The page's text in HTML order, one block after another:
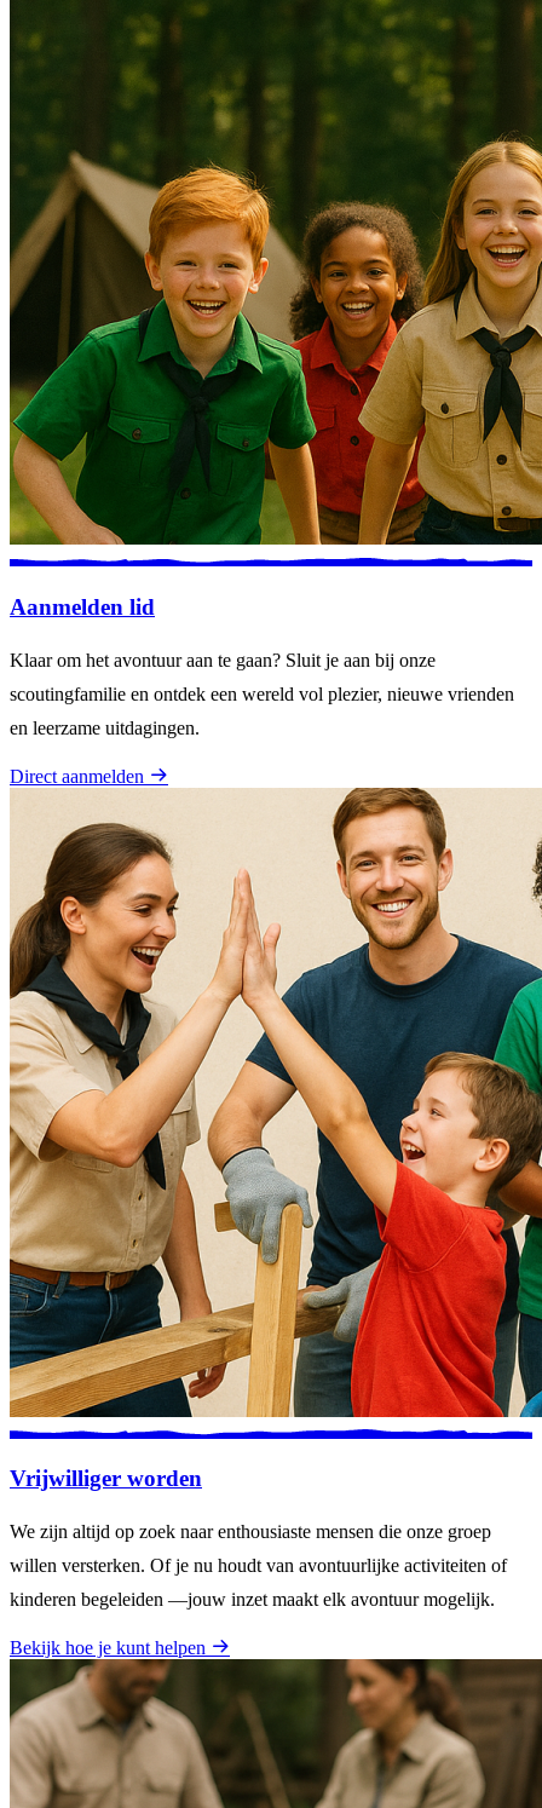
Aanmelden lid
Klaar om het avontuur aan te gaan? Sluit je aan bij onze
scoutingfamilie en ontdek een wereld vol plezier, nieuwe vrienden
en leerzame uitdagingen.
Direct aanmelden
Vrijwilliger worden
We zijn altijd op zoek naar enthousiaste mensen die onze groep
willen versterken. Of je nu houdt van avontuurlijke activiteiten of
kinderen begeleiden —jouw inzet maakt elk avontuur mogelijk.
Bekijk hoe je kunt helpen